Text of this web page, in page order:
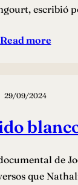
escribió
Read more
29/09/2024
de
que